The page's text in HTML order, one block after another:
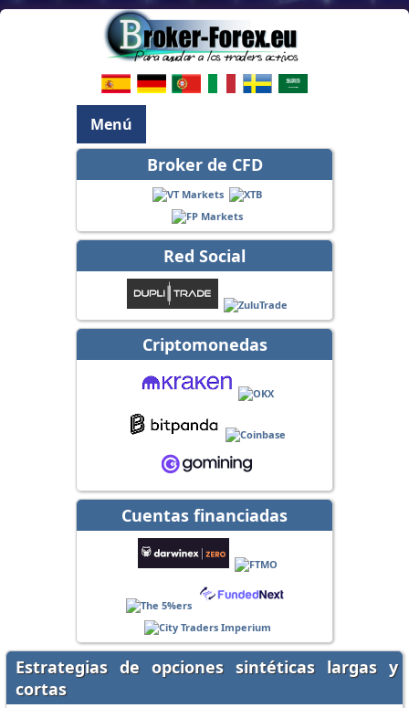
Menú
Broker de CFD
Red Social
Criptomonedas
Cuentas financiadas
Estrategias de opciones sintéticas largas y
cortas